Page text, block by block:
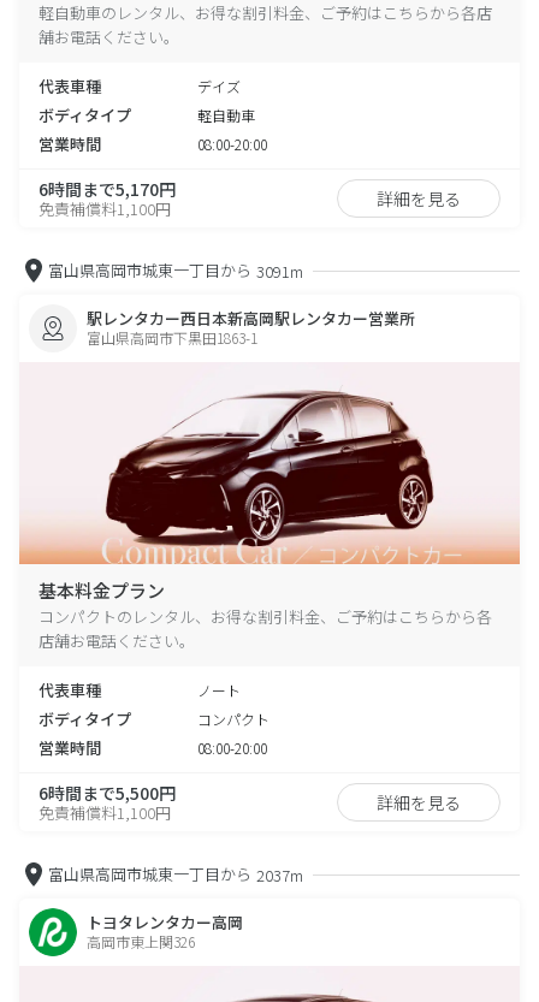
軽自動車のレンタル、お得な割引料金、ご予約はこちらから各店
舗お電話ください。
代表車種 デイズ
ボディタイプ 軽自動車
営業時間 08:00-20:00
6時間まで5,170円
免責補償料1,100円 詳細を見る
富山県高岡市城東一丁目から 3091m
駅レンタカー西日本新高岡駅レンタカー営業所
富山県高岡市下黒田1863-1
基本料金プラン
コンパクトのレンタル、お得な割引料金、ご予約はこちらから各
店舗お電話ください。
代表車種 ノート
ボディタイプ コンパクト
営業時間 08:00-20:00
6時間まで5,500円
免責補償料1,100円 詳細を見る
富山県高岡市城東一丁目から 2037m
トヨタレンタカー高岡
高岡市東上関326